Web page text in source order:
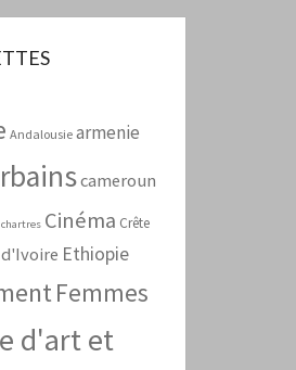
Andalousie armenie
cameroun
chartres Cinéma Crête
Ethiopie
Femmes
d'art et